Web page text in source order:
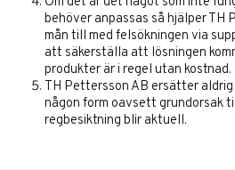
behöver anpassas så hjälper TH
mån till med felsökningen via
att säkerställa att lösningen
produkter är i regel utan kostnad.
TH Pettersson AB ersätter
någon form oavsett grundorsak
regbesiktning blir aktuell.